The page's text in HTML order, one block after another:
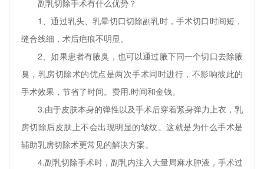
副乳切除手术有什么优势？
1、通过乳头、乳晕切口切除副乳时，手术切口时间短，
缝合线细，术后疤痕不明显。
2、如果患者有腋臭，也可以通过腋下同一个切口去除腋
臭，乳房切除术的优点是两次手术同时进行，不影响彼此的
手术效果，节省了时间。费用.时间和金钱。
3.由于皮肤本身的弹性以及手术后穿着紧身弹力上衣，乳
房切除后皮肤上不会出现明显的皱纹。这就是为什么手术是
辅助乳房切除术更常见的解决方案。
4.副乳切除手术时，副乳内注入大量局麻水肿液，手术过